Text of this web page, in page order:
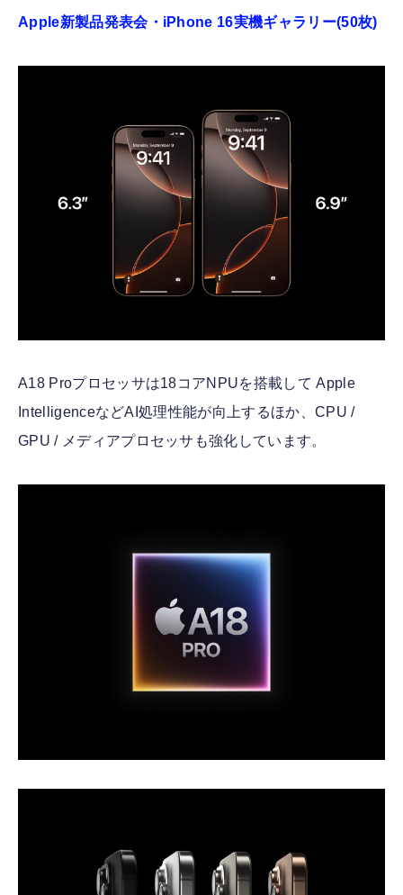
Apple新製品発表会・iPhone 16実機ギャラリー(50枚)
A18 Proプロセッサは18コアNPUを搭載して Apple
IntelligenceなどAI処理性能が向上するほか、CPU /
GPU / メディアプロセッサも強化しています。